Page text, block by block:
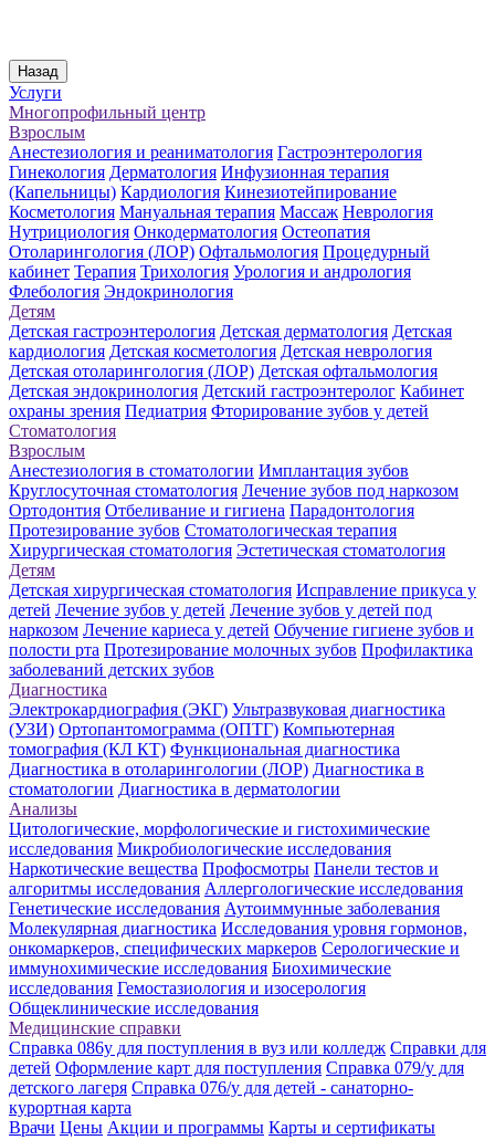
Назад
Услуги
Многопрофильный центр
Взрослым
Анестезиология и реаниматология Гастроэнтерология
Гинекология Дерматология Инфузионная терапия
(Капельницы) Кардиология Кинезиотейпирование
Косметология Мануальная терапия Массаж Неврология
Нутрициология Онкодерматология Остеопатия
Отоларингология (ЛОР) Офтальмология Процедурный
кабинет Терапия Трихология Урология и андрология
Флебология Эндокринология
Детям
Детская гастроэнтерология Детская дерматология Детская
кардиология Детская косметология Детская неврология
Детская отоларингология (ЛОР) Детская офтальмология
Детская эндокринология Детский гастроэнтеролог Кабинет
охраны зрения Педиатрия Фторирование зубов у детей
Стоматология
Взрослым
Анестезиология в стоматологии Имплантация зубов
Круглосуточная стоматология Лечение зубов под наркозом
Ортодонтия Отбеливание и гигиена Парадонтология
Протезирование зубов Стоматологическая терапия
Хирургическая стоматология Эстетическая стоматология
Детям
Детская хирургическая стоматология Исправление прикуса у
детей Лечение зубов у детей Лечение зубов у детей под
наркозом Лечение кариеса у детей Обучение гигиене зубов и
полости рта Протезирование молочных зубов Профилактика
заболеваний детских зубов
Диагностика
Электрокардиография (ЭКГ) Ультразвуковая диагностика
(УЗИ) Ортопантомограмма (ОПТГ) Компьютерная
томография (КЛ КТ) Функциональная диагностика
Диагностика в отоларингологии (ЛОР) Диагностика в
стоматологии Диагностика в дерматологии
Анализы
Цитологические, морфологические и гистохимические
исследования Микробиологические исследования
Наркотические вещества Профосмотры Панели тестов и
алгоритмы исследования Аллергологические исследования
Генетические исследования Аутоиммунные заболевания
Молекулярная диагностика Исследования уровня гормонов,
онкомаркеров, специфических маркеров Серологические и
иммунохимические исследования Биохимические
исследования Гемостазиология и изосерология
Общеклинические исследования
Медицинские справки
Справка 086у для поступления в вуз или колледж Справки для
детей Оформление карт для поступления Справка 079/у для
детского лагеря Справка 076/у для детей - санаторно-
курортная карта
Врачи Цены Акции и программы Карты и сертификаты